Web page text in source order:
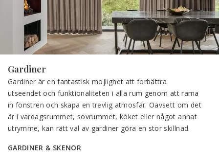
Gardiner
Gardiner är en fantastisk möjlighet att förbättra
utseendet och funktionaliteten i alla rum genom att rama
in fönstren och skapa en trevlig atmosfär. Oavsett om det
är i vardagsrummet, sovrummet, köket eller något annat
utrymme, kan rätt val av gardiner göra en stor skillnad.
GARDINER & SKENOR